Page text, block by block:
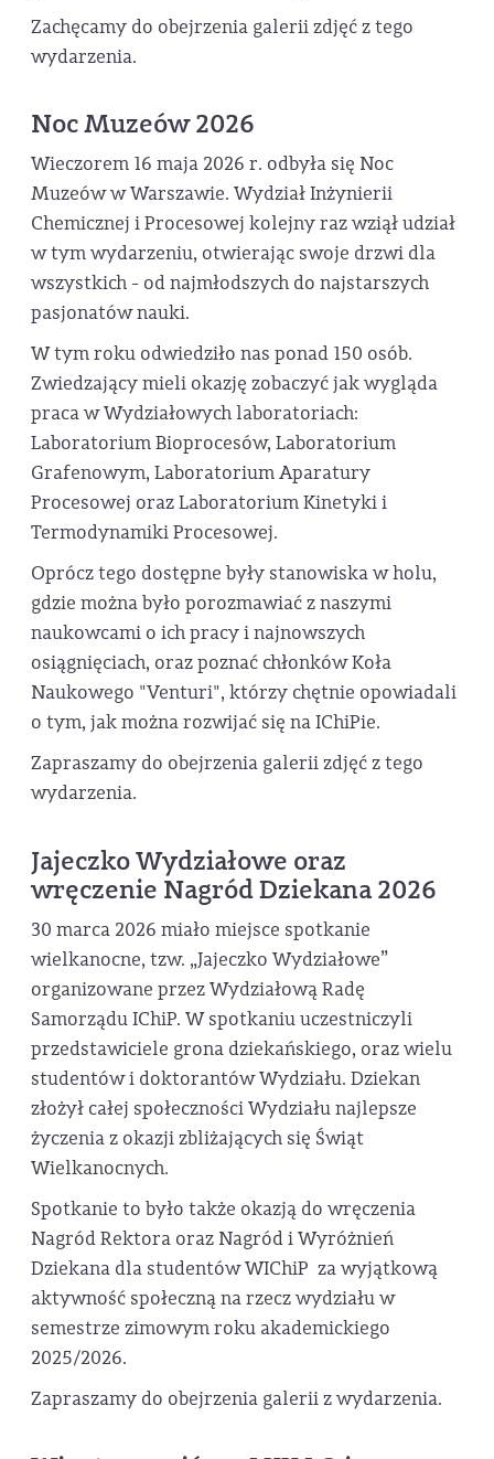
Zachęcamy do obejrzenia galerii zdjęć z tego
wydarzenia.
Noc Muzeów 2026
Wieczorem 16 maja 2026 r. odbyła się Noc
Muzeów w Warszawie. Wydział Inżynierii
Chemicznej i Procesowej kolejny raz wziął udział
w tym wydarzeniu, otwierając swoje drzwi dla
wszystkich - od najmłodszych do najstarszych
pasjonatów nauki.
W tym roku odwiedziło nas ponad 150 osób.
Zwiedzający mieli okazję zobaczyć jak wygląda
praca w Wydziałowych laboratoriach:
Laboratorium Bioprocesów, Laboratorium
Grafenowym, Laboratorium Aparatury
Procesowej oraz Laboratorium Kinetyki i
Termodynamiki Procesowej.
Oprócz tego dostępne były stanowiska w holu,
gdzie można było porozmawiać z naszymi
naukowcami o ich pracy i najnowszych
osiągnięciach, oraz poznać chłonków Koła
Naukowego "Venturi", którzy chętnie opowiadali
o tym, jak można rozwijać się na IChiPie.
Zapraszamy do obejrzenia galerii zdjęć z tego
wydarzenia.
Jajeczko Wydziałowe oraz
wręczenie Nagród Dziekana 2026
30 marca 2026 miało miejsce spotkanie
wielkanocne, tzw. „Jajeczko Wydziałowe”
organizowane przez Wydziałową Radę
Samorządu IChiP. W spotkaniu uczestniczyli
przedstawiciele grona dziekańskiego, oraz wielu
studentów i doktorantów Wydziału. Dziekan
złożył całej społeczności Wydziału najlepsze
życzenia z okazji zbliżających się Świąt
Wielkanocnych.
Spotkanie to było także okazją do wręczenia
Nagród Rektora oraz Nagród i Wyróżnień
Dziekana dla studentów WIChiP za wyjątkową
aktywność społeczną na rzecz wydziału w
semestrze zimowym roku akademickiego
2025/2026.
Zapraszamy do obejrzenia galerii z wydarzenia.